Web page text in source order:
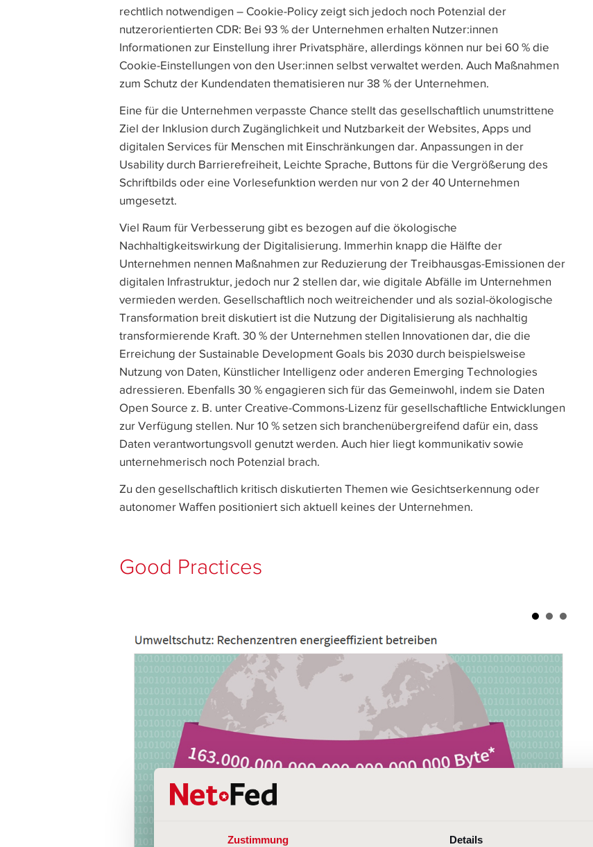
Zustimmung Details
rechtlich notwendigen – Cookie-Policy zeigt sich jedoch noch Potenzial der
nutzerorientierten CDR: Bei 93 % der Unternehmen erhalten Nutzer:innen
Informationen zur Einstellung ihrer Privatsphäre, allerdings können nur bei 60 % die
Cookie-Einstellungen von den User:innen selbst verwaltet werden. Auch Maßnahmen
zum Schutz der Kundendaten thematisieren nur 38 % der Unternehmen.
Eine für die Unternehmen verpasste Chance stellt das gesellschaftlich unumstrittene
Ziel der Inklusion durch Zugänglichkeit und Nutzbarkeit der Websites, Apps und
digitalen Services für Menschen mit Einschränkungen dar. Anpassungen in der
Usability durch Barrierefreiheit, Leichte Sprache, Buttons für die Vergrößerung des
Schriftbilds oder eine Vorlesefunktion werden nur von 2 der 40 Unternehmen
umgesetzt.
Viel Raum für Verbesserung gibt es bezogen auf die ökologische
Nachhaltigkeitswirkung der Digitalisierung. Immerhin knapp die Hälfte der
Unternehmen nennen Maßnahmen zur Reduzierung der Treibhausgas-Emissionen der
digitalen Infrastruktur, jedoch nur 2 stellen dar, wie digitale Abfälle im Unternehmen
vermieden werden. Gesellschaftlich noch weitreichender und als sozial-ökologische
Transformation breit diskutiert ist die Nutzung der Digitalisierung als nachhaltig
transformierende Kraft. 30 % der Unternehmen stellen Innovationen dar, die die
Erreichung der Sustainable Development Goals bis 2030 durch beispielsweise
Nutzung von Daten, Künstlicher Intelligenz oder anderen Emerging Technologies
adressieren. Ebenfalls 30 % engagieren sich für das Gemeinwohl, indem sie Daten
Open Source z. B. unter Creative-Commons-Lizenz für gesellschaftliche Entwicklungen
zur Verfügung stellen. Nur 10 % setzen sich branchenübergreifend dafür ein, dass
Daten verantwortungsvoll genutzt werden. Auch hier liegt kommunikativ sowie
unternehmerisch noch Potenzial brach.
Zu den gesellschaftlich kritisch diskutierten Themen wie Gesichtserkennung oder
autonomer Waffen positioniert sich aktuell keines der Unternehmen.
Good Practices